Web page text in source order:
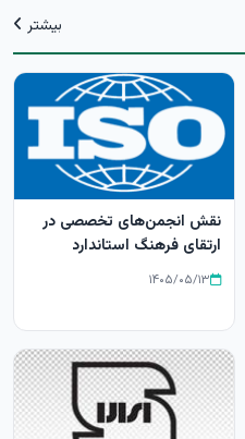
بیشتر
نقش انجمن‌های تخصصی در
ارتقای فرهنگ استاندارد
۱۴۰۵/۰۵/۱۳